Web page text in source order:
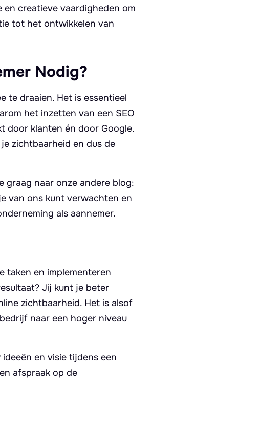
creatieve vaardigheden om
tot het ontwikkelen van
Nodig?
te draaien. Het is essentieel
het inzetten van een SEO
door klanten én door Google.
zichtbaarheid en dus de
graag naar onze andere blog:
van ons kunt verwachten en
als aannemer.
taken en implementeren
Jij kunt je beter
zichtbaarheid. Het is alsof
naar een hoger niveau
en visie tijdens een
afspraak op de